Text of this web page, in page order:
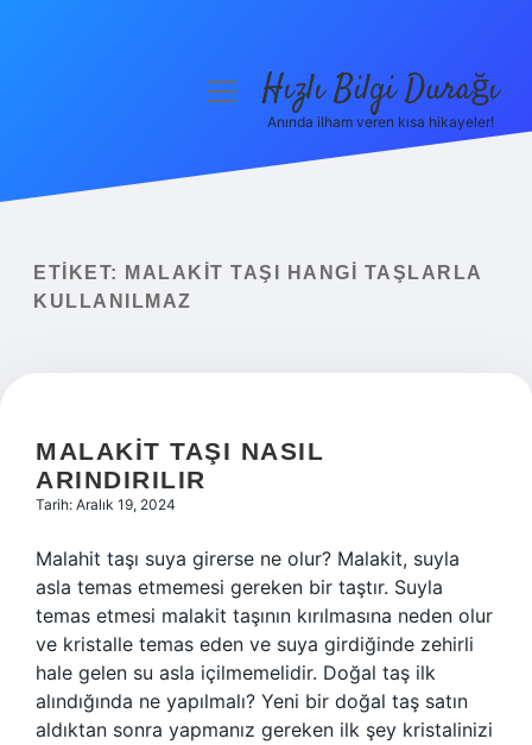
Yasal Uyarı
menüyüHızlı Bilgi Durağı
Anında ilham veren kısa hikayeler!
ETIKET:
MALAKIT TAŞI HANGI TAŞLARLA
KULLANILMAZ
MALAKIT TAŞI NASIL
ARINDIRILIR
Tarih: Aralık 19, 2024
Malahit taşı suya girerse ne olur? Malakit, suyla
asla temas etmemesi gereken bir taştır. Suyla
temas etmesi malakit taşının kırılmasına neden olur
ve kristalle temas eden ve suya girdiğinde zehirli
hale gelen su asla içilmemelidir. Doğal taş ilk
alındığında ne yapılmalı? Yeni bir doğal taş satın
aldıktan sonra yapmanız gereken ilk şey kristalinizi